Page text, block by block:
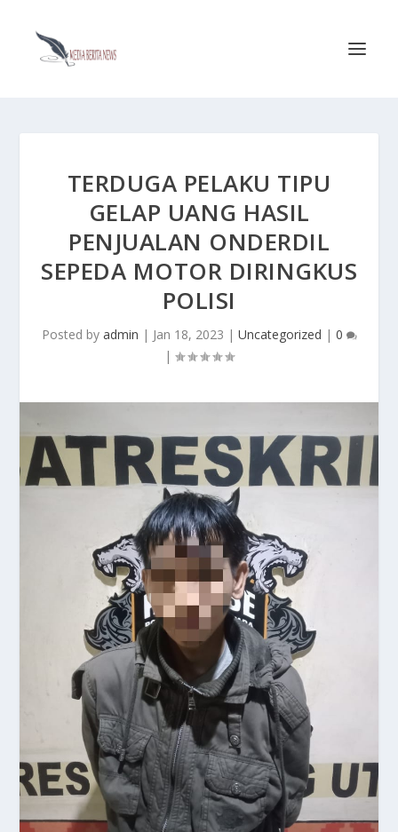
TERDUGA PELAKU TIPU
GELAP UANG HASIL
PENJUALAN ONDERDIL
SEPEDA MOTOR DIRINGKUS
POLISI
Posted by admin | Jan 18, 2023 | Uncategorized | 0
|